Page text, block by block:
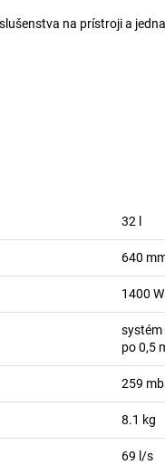
na prístroji a
32
640
1400
systém
po 0,5
259
8.1 kg
69 l/s